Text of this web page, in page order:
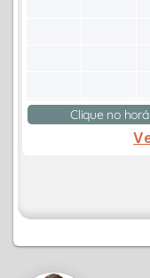
Clique no